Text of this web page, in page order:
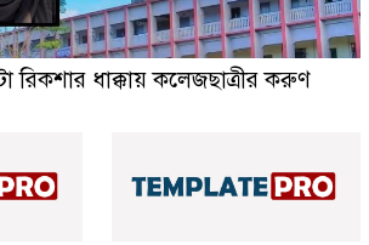
রিকশার ধাক্কায় কলেজছাত্রীর করুণ